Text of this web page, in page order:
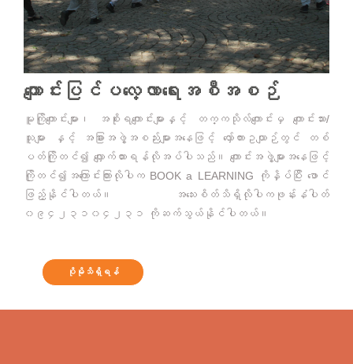
ကျောင်းပြင်ပလေ့လာရေးအစီအစဉ်
မူကြိုကျောင်းများ၊ အစိုးရကျောင်းများနှင့် တက္ကသိုလ်ကျောင်းမှ ကျောင်းသား/
သူများ နှင့် အခြားအဖွဲ့အစည်းများအနေဖြင့် လှော်ကားဥယျာဉ်တွင် တစ်
ပတ်ကြိုတင်၍ လျှောက်ထားရန်လိုအပ်ပါသည်။ ကျောင်းအဖွဲ့များအနေဖြင့်
ကြိုတင်၍အကြောင်းကြားလိုပါက BOOK a LEARNING ကိုနှိပ်ပြီး ဖောင်
ဖြည့်နိုင်ပါတယ်။ အသေးစိတ်သိရှိလိုပါကဖုန်းနံပါတ်
၀၉၄၂၃၁၀၄၂၃၁ ကိုဆက်သွယ်နိုင်ပါတယ်။
ပိုမိုသိရှိရန်